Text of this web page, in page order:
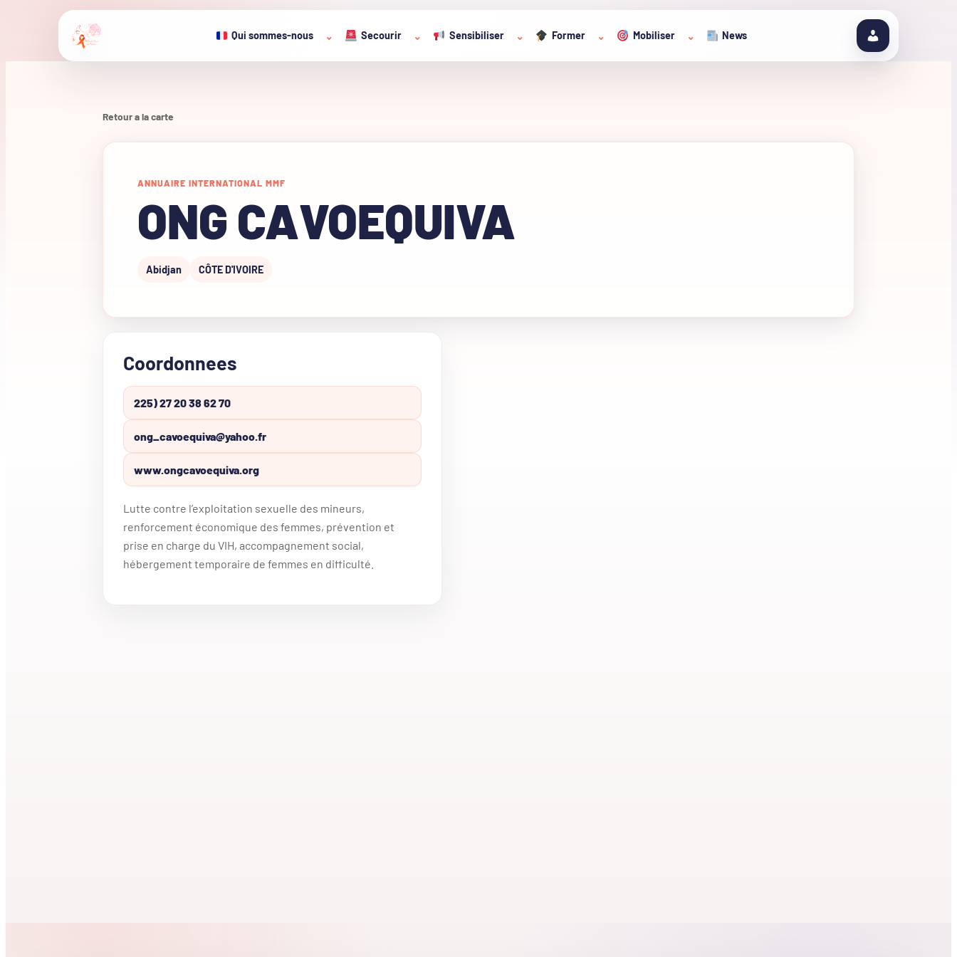
Qui sommes-nous ⌄ Secourir ⌄ Sensibiliser ⌄ Former ⌄ Mobiliser ⌄ News
Retour a la carte
ANNUAIRE INTERNATIONAL MMF
ONG CAVOEQUIVA
Abidjan CÔTE D'IVOIRE
Coordonnees
225) 27 20 38 62 70
ong_cavoequiva@yahoo.fr
www.ongcavoequiva.org
Lutte contre l’exploitation sexuelle des mineurs,
renforcement économique des femmes, prévention et
prise en charge du VIH, accompagnement social,
hébergement temporaire de femmes en difficulté.